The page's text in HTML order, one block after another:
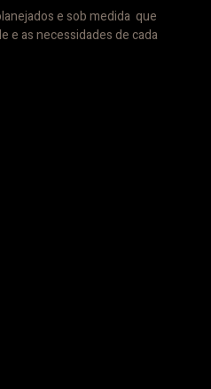
e sob medida que
e as necessidades de cada